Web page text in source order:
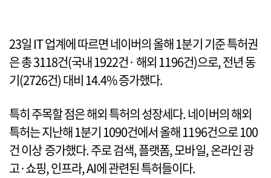
23일 IT 업계에 따르면 네이버의 올해 1분기 기준 특허권
은 총 3118건(국내 1922건· 해외 1196건)으로, 전년 동
기(2726건) 대비 14.4% 증가했다.
특히 주목할 점은 해외 특허의 성장세다. 네이버의 해외
특허는 지난해 1분기 1090건에서 올해 1196건으로 100
건 이상 증가했다. 주로 검색, 플랫폼, 모바일, 온라인 광
고·쇼핑, 인프라, AI에 관련된 특허들이다.